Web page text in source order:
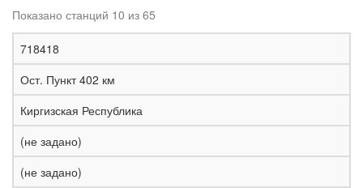
Показано станций 10 из 65
Н
а
з
С
е
л
е
з
н
я
718418
Ост. Пункт 402 км
Киргизская Республика
(не задано)
(не задано)